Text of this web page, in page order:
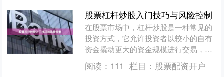
股票杠杆炒股入门技巧与风险控制
在股票市场中，杠杆炒股是一种常见的
投资方式，它允许投资者以较小的自有
资金撬动更大的资金规模进行交易，从
而放大收益。然而，杠杆也是一把“双刃
剑”，既能放大盈利，也....
阅读： 111 栏目： 股票配资开户